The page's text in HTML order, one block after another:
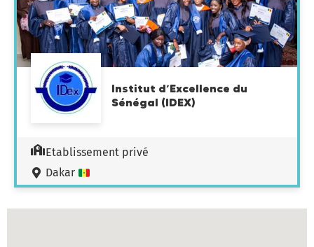
Institut d’Excellence du
Sénégal (IDEX)
Etablissement privé
Dakar